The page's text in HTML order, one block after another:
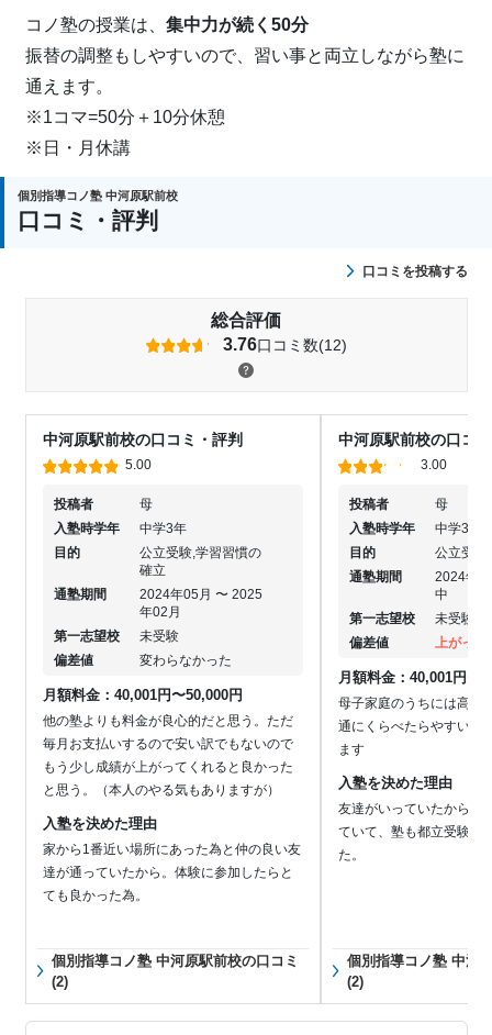
コノ塾の授業は、 集中力が続く50分
振替の調整もしやすいので、習い事と両立しながら塾に
通えます。
※1コマ=50分＋10分休憩
※日・月休講
個別指導コノ塾 中河原駅前校
口コミ・評判
口コミを投稿する
総合評価
3.76口コミ数(12)
中河原駅前校の口コミ・評判
5.00
投稿者
母
入塾時学年
中学3年
目的
公立受験,学習習慣の
確立
通塾期間
2024年05月 〜 2025
年02月
第一志望校
未受験
偏差値
変わらなかった
月額料金：40,001円〜50,000円
他の塾よりも料金が良心的だと思う。ただ
毎月お支払いするので安い訳でもないので
もう少し成績が上がってくれると良かった
と思う。（本人のやる気もありますが）
入塾を決めた理由
家から1番近い場所にあった為と仲の良い友
達が通っていたから。体験に参加したらと
ても良かった為。
個別指導コノ塾 中河原駅前校の口コミ
(2)
中河原駅前校の口コ
3.00
投稿者
母
入塾時学年
中学3年
目的
公立受験
通塾期間
2024年
中
第一志望校
未受験
偏差値
上がった
月額料金：40,001円〜
母子家庭のうちには高い
通にくらべたらやすいほ
ます
入塾を決めた理由
友達がいっていたから。
ていて、塾も都立受験む
た。
個別指導コノ塾 中河
(2)